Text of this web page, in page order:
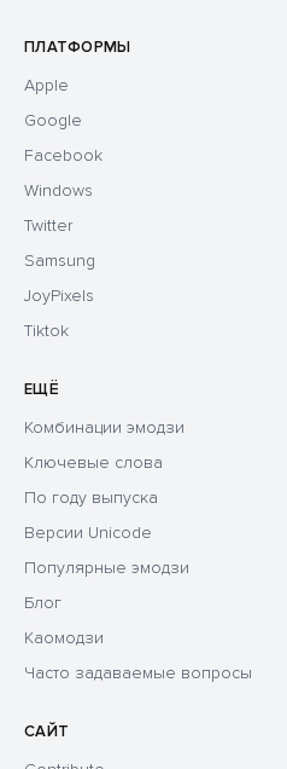
ПЛАТФОРМЫ
Apple
Google
Facebook
Windows
Twitter
Samsung
JoyPixels
Tiktok
ЕЩЁ
Комбинации эмодзи
Ключевые слова
По году выпуска
Версии Unicode
Популярные эмодзи
Блог
Каомодзи
Часто задаваемые вопросы
САЙТ